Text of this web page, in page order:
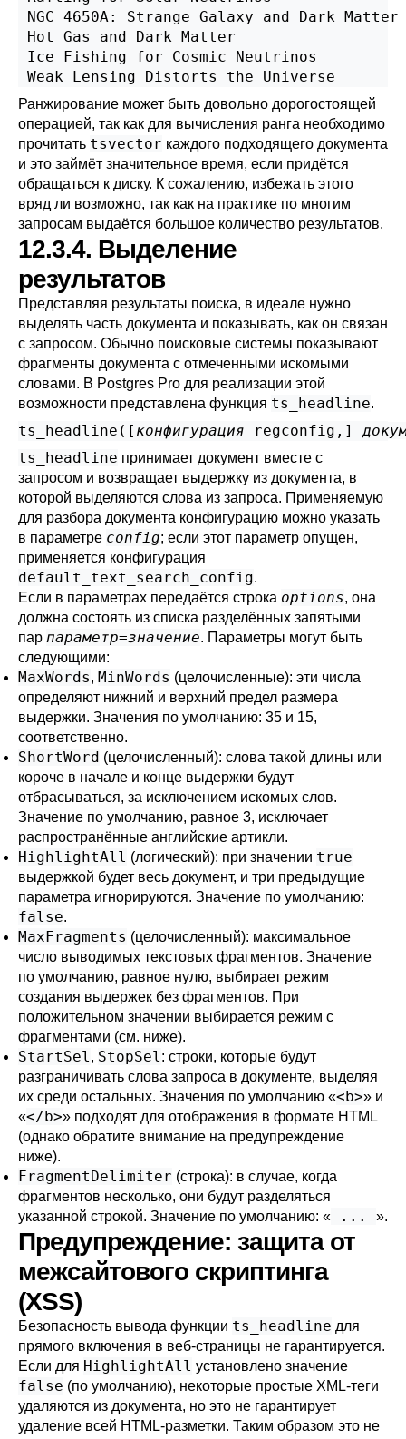
NGC 4650A: Strange Galaxy and Dark
Hot Gas and Dark Matter
Ice Fishing for Cosmic Neutrinos
Ранжирование может быть довольно дорогостоящей
операцией, так как для вычисления ранга необходимо
прочитать tsvector каждого подходящего документа
и это займёт значительное время, если придётся
обращаться к диску. К сожалению, избежать этого
вряд ли возможно, так как на практике по многим
запросам выдаётся большое количество результатов.
12.3.4. Выделение
результатов
Представляя результаты поиска, в идеале нужно
выделять часть документа и показывать, как он связан
с запросом. Обычно поисковые системы показывают
фрагменты документа с отмеченными искомыми
словами. В Postgres Pro для реализации этой
возможности представлена функция ts_headline.
ts_headline([ конфигурация regconfig , ]
ts_headline принимает документ вместе с
запросом и возвращает выдержку из документа, в
которой выделяются слова из запроса. Применяемую
для разбора документа конфигурацию можно указать
в параметре config; если этот параметр опущен,
применяется конфигурация
default_text_search_config.
Если в параметрах передаётся строка options, она
должна состоять из списка разделённых запятыми
пар параметр=значение. Параметры могут быть
следующими:
MaxWords, MinWords (целочисленные): эти числа
определяют нижний и верхний предел размера
выдержки. Значения по умолчанию: 35 и 15,
соответственно.
ShortWord (целочисленный): слова такой длины или
короче в начале и конце выдержки будут
отбрасываться, за исключением искомых слов.
Значение по умолчанию, равное 3, исключает
распространённые английские артикли.
HighlightAll (логический): при значении true
выдержкой будет весь документ, и три предыдущие
параметра игнорируются. Значение по умолчанию:
false.
MaxFragments (целочисленный): максимальное
число выводимых текстовых фрагментов. Значение
по умолчанию, равное нулю, выбирает режим
создания выдержек без фрагментов. При
положительном значении выбирается режим с
фрагментами (см. ниже).
StartSel, StopSel: строки, которые будут
разграничивать слова запроса в документе, выделяя
их среди остальных. Значения по умолчанию «<b>» и
«</b>» подходят для отображения в формате HTML
(однако обратите внимание на предупреждение
ниже).
FragmentDelimiter (строка): в случае, когда
фрагментов несколько, они будут разделяться
указанной строкой. Значение по умолчанию: « ... ».
Предупреждение: защита от
межсайтового скриптинга
(XSS)
Безопасность вывода функции ts_headline для
прямого включения в веб-страницы не гарантируется.
Если для HighlightAll установлено значение
false (по умолчанию), некоторые простые XML-теги
удаляются из документа, но это не гарантирует
удаление всей HTML-разметки. Таким образом это не